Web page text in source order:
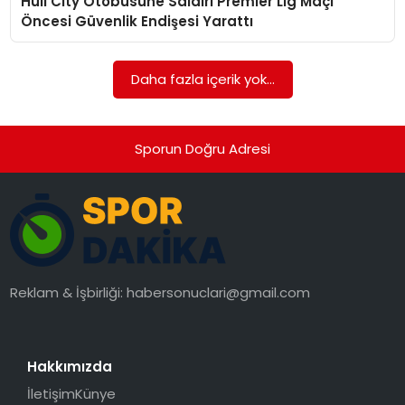
SAĞLIK
YAŞAM
Öncesi Güvenlik Endişesi Yarattı
Daha fazla içerik yok...
Sporun Doğru Adresi
Reklam & İşbirliği:habersonuclari@gmail.com
Hakkımızda
İletişimKünye